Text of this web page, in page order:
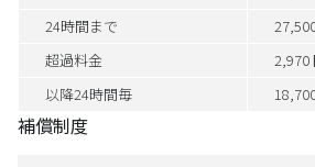
24時間まで
超過料金
2,970
以降24時間毎
補償制度